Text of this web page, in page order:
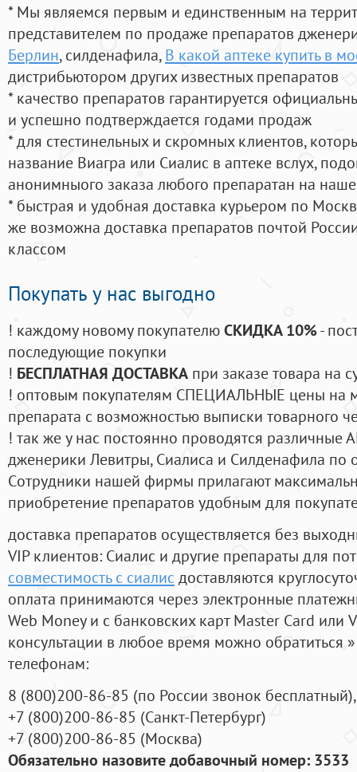
* Мы являемся первым и единственным на
представителем по продаже препаратов
Берлин, силденафила, В какой аптеке купить в
дистрибьютором других известных препаратов
* качество препаратов гарантируется
и успешно подтверждается годами продаж
* для стестинельных и скромных клиентов,
название Виагра или Сиалис в аптеке вслух,
анонимныого заказа любого препаратан на
* быстрая и удобная доставка курьером по
же возможна доставка препаратов почтой
классом
Покупать у нас выгодно
! каждому новому покупателюСКИДКА 10%-
последующие покупки
! БЕСПЛАТНАЯ ДОСТАВКА при заказе товара на
! оптовым покупателям СПЕЦИАЛЬНЫЕ цены на
препарата с возможностью выписки товарного
! так же у нас постоянно проводятся
дженерики Левитры, Сиалиса и Силденафила по
Cотрудники нашей фирмы прилагают
приобретение препаратов удобным для
доставка препаратов осуществляется без
VIP клиентов: Сиалис и другие препараты для
совместимость с сиалис доставляются
оплата принимаются через электронные
Web Money и с банковских карт Master Card или
консультации в любое время можно обратиться
телефонам:
8 (800)200-86-85 (по России звонок бесплатный),
+7 (800)200-86-85 (Санкт-Петербург)
+7 (800)200-86-85 (Москва)
Обязательно назовите добавочный номер: 3533